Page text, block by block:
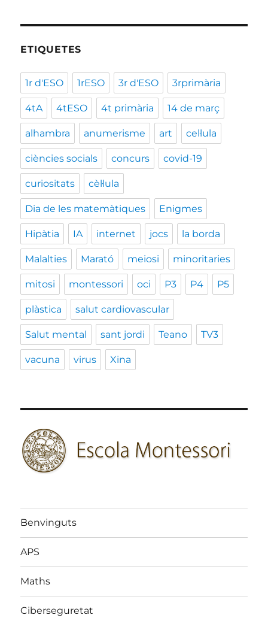
ETIQUETES
1r d'ESO 1rESO 3r d'ESO 3rprimària
4tA 4tESO 4t primària 14 de març
alhambra anumerisme art cel·lula
ciències socials concurs covid-19
curiositats cèl·lula
Dia de les matemàtiques Enigmes
Hipàtia IA internet jocs la borda
Malalties Marató meiosi minoritaries
mitosi montessori oci P3 P4 P5
plàstica salut cardiovascular
Salut mental sant jordi Teano TV3
vacuna virus Xina
Benvinguts
APS
Maths
Ciberseguretat